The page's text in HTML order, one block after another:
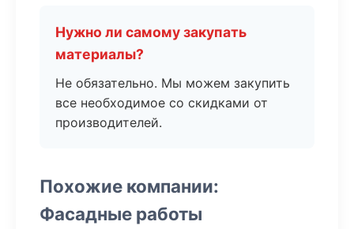
Нужно ли самому закупать
материалы?
Не обязательно. Мы можем закупить
все необходимое со скидками от
производителей.
Похожие компании:
Фасадные работы